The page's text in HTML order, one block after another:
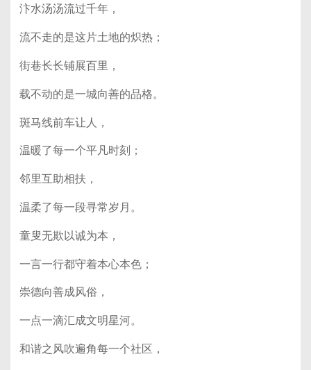
汴水汤汤流过千年，
流不走的是这片土地的炽热；
街巷长长铺展百里，
载不动的是一城向善的品格。
斑马线前车让人，
温暖了每一个平凡时刻；
邻里互助相扶，
温柔了每一段寻常岁月。
童叟无欺以诚为本，
一言一行都守着本心本色；
崇德向善成风俗，
一点一滴汇成文明星河。
和谐之风吹遍角每一个社区，